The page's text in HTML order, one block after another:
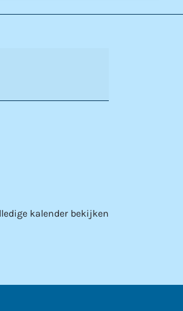
kalender bekijken